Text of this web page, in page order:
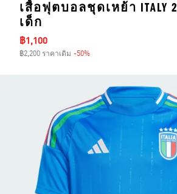
เสื้อฟุตบอลชุดเหย้า ITALY
เด็ก
ราคาลด
฿1,100
฿2,200 ราคาเดิม -50%